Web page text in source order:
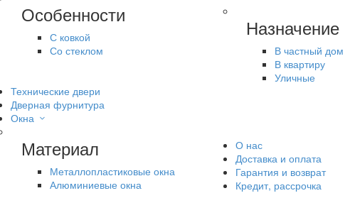
Особенности
С ковкой
Со стеклом
Назначение
В частный дом
В квартиру
Уличные
Технические двери
Дверная фурнитура
Окна
Материал
Металлопластиковые окна
Алюминиевые окна
О нас
Доставка и оплата
Гарантия и возврат
Кредит, рассрочка